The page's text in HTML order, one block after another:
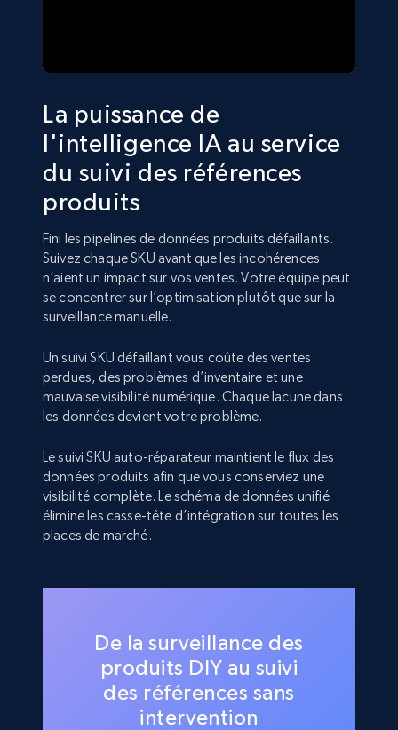
La puissance de
l'intelligence IA au service
du suivi des références
produits
Fini les pipelines de données produits défaillants.
Suivez chaque SKU avant que les incohérences
n’aient un impact sur vos ventes. Votre équipe peut
se concentrer sur l’optimisation plutôt que sur la
surveillance manuelle.
Un suivi SKU défaillant vous coûte des ventes
perdues, des problèmes d’inventaire et une
mauvaise visibilité numérique. Chaque lacune dans
les données devient votre problème.
Le suivi SKU auto-réparateur maintient le flux des
données produits afin que vous conserviez une
visibilité complète. Le schéma de données unifié
élimine les casse-tête d’intégration sur toutes les
places de marché.
De la surveillance des
produits DIY au suivi
des références sans
intervention